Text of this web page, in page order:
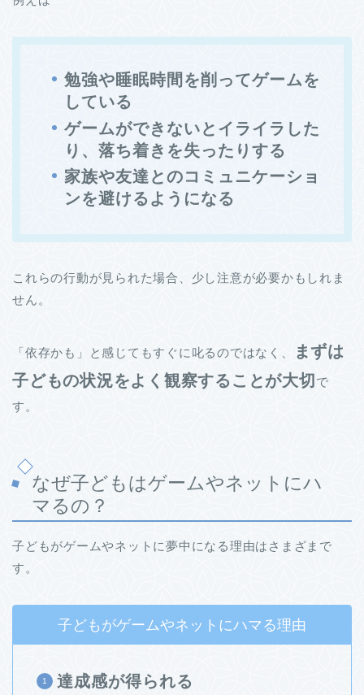
勉強や睡眠時間を削ってゲームを
している
ゲームができないとイライラした
り、落ち着きを失ったりする
家族や友達とのコミュニケーショ
ンを避けるようになる
これらの行動が見られた場合、少し注意が必要かもしれま
せん。
「依存かも」と感じてもすぐに叱るのではなく、
まずは
子どもの状況をよく観察することが大切で
す。
なぜ子どもはゲームやネットにハ
マるの？
子どもがゲームやネットに夢中になる理由はさまざまで
す。
子どもがゲームやネットにハマる理由
達成感が得られる